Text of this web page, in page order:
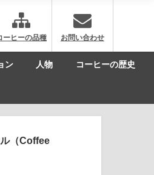
ーヒーの品種 お問い合わせ
ン 人物 コーヒーの歴史
（Coffee